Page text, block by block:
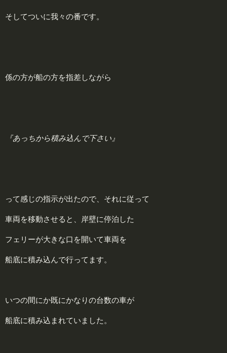
そしてついに我々の番です。
係の方が船の方を指差しながら
『あっちから積み込んで下さい』
って感じの指示が出たので、それに従って
車両を移動させると、岸壁に停泊した
フェリーが大きな口を開いて車両を
船底に積み込んで行ってます。
いつの間にか既にかなりの台数の車が
船底に積み込まれていました。